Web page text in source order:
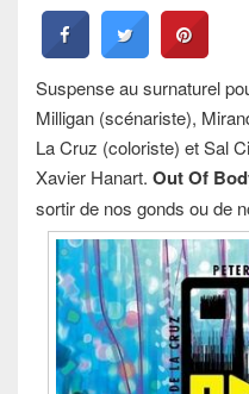
Suspense au surnaturel
Milligan (scénariste),
La Cruz (coloriste) et Sal
Xavier Hanart. Out Of
sortir de nos gonds ou de